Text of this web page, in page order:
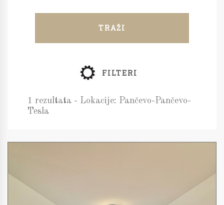
TRAŽI
FILTERI
1 rezultata - Lokacije: Pančevo-Pančevo-
Tesla